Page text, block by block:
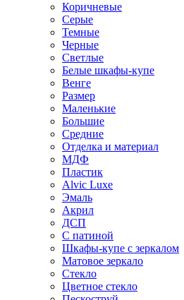
Коричневые
Серые
Темные
Черные
Светлые
Белые шкафы-купе
Венге
Размер
Маленькие
Большие
Средние
Отделка и материал
МДФ
Пластик
Alvic Luxe
Эмаль
Акрил
ДСП
С патиной
Шкафы-купе с зеркалом
Матовое зеркало
Стекло
Цветное стекло